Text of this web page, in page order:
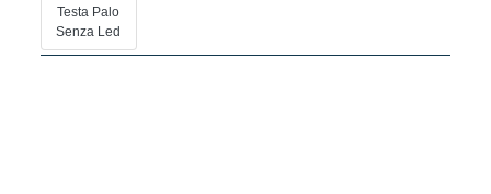
Testa Palo
Senza Led